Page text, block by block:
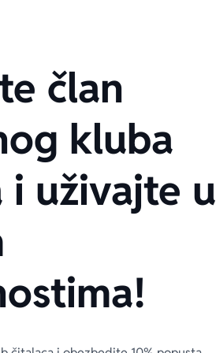
član
kluba
i uživajte u